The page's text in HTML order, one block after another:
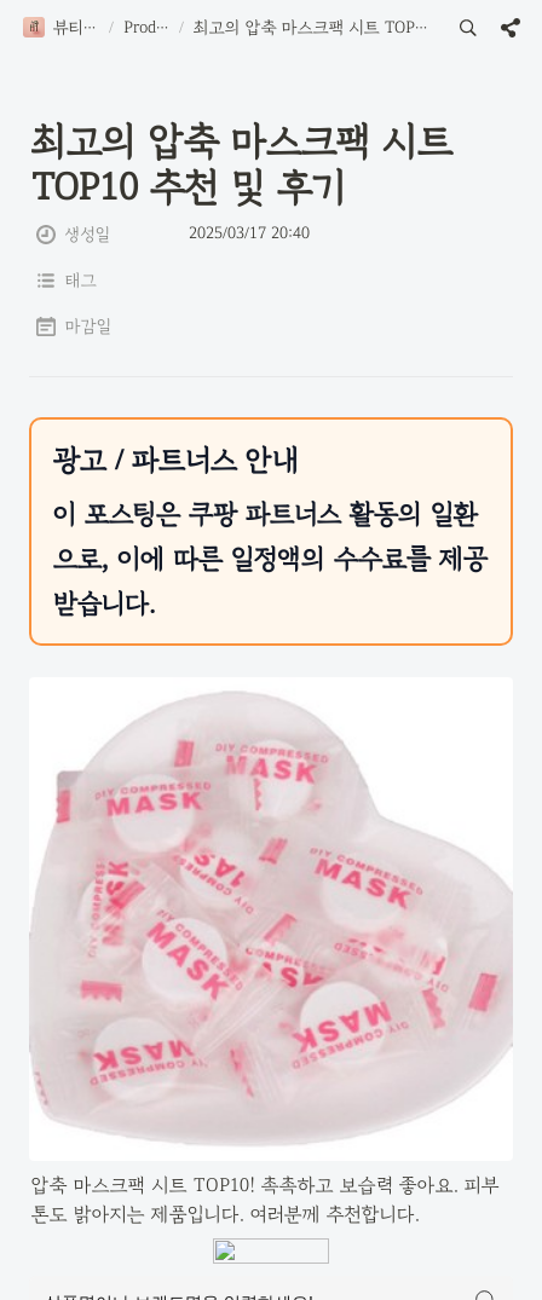
뷰티로그 / Product / 최고의 압축 마스크팩 시트 TOP10 추천 및 후기
최고의 압축 마스크팩 시트
TOP10 추천 및 후기
생성일 2025/03/17 20:40
태그
마감일
광고 / 파트너스 안내
이 포스팅은 쿠팡 파트너스 활동의 일환
으로, 이에 따른 일정액의 수수료를 제공
받습니다.
압축 마스크팩 시트 TOP10! 촉촉하고 보습력 좋아요. 피부
톤도 밝아지는 제품입니다. 여러분께 추천합니다.